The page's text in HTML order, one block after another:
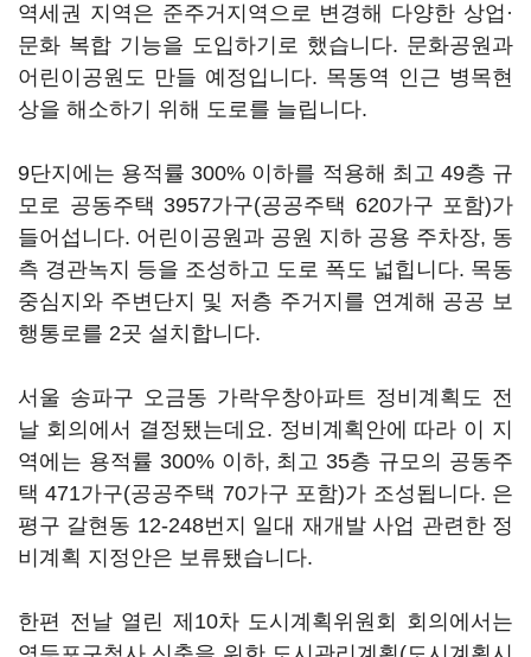
역세권 지역은 준주거지역으로 변경해 다양한 상업·
문화 복합 기능을 도입하기로 했습니다. 문화공원과
어린이공원도 만들 예정입니다. 목동역 인근 병목현
상을 해소하기 위해 도로를 늘립니다.
9단지에는 용적률 300% 이하를 적용해 최고 49층 규
모로 공동주택 3957가구(공공주택 620가구 포함)가
들어섭니다. 어린이공원과 공원 지하 공용 주차장, 동
측 경관녹지 등을 조성하고 도로 폭도 넓힙니다. 목동
중심지와 주변단지 및 저층 주거지를 연계해 공공 보
행통로를 2곳 설치합니다.
서울 송파구 오금동 가락우창아파트 정비계획도 전
날 회의에서 결정됐는데요. 정비계획안에 따라 이 지
역에는 용적률 300% 이하, 최고 35층 규모의 공동주
택 471가구(공공주택 70가구 포함)가 조성됩니다. 은
평구 갈현동 12-248번지 일대 재개발 사업 관련한 정
비계획 지정안은 보류됐습니다.
한편 전날 열린 제10차 도시계획위원회 회의에서는